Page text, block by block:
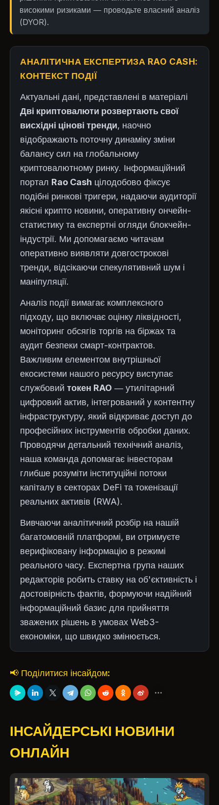
високими ризиками — проводьте власний аналіз
(DYOR).
АНАЛІТИЧНА ЕКСПЕРТИЗА RAO CASH:
КОНТЕКСТ ПОДІЇ
Актуальні дані, представлені в матеріалі
Дві криптовалюти розвертають свої
висхідні цінові тренди, наочно
відображають поточну динаміку зміни
балансу сил на глобальному
криптовалютному ринку. Інформаційний
портал Rao Cash цілодобово фіксує
подібні ринкові тригери, надаючи аудиторії
якісні крипто новини, оперативну ончейн-
статистику та експертні огляди блокчейн-
індустрії. Ми допомагаємо читачам
оперативно виявляти довгострокові
тренди, відсікаючи спекулятивний шум і
маніпуляції.
Аналіз події вимагає комплексного
підходу, що включає оцінку ліквідності,
моніторинг обсягів торгів на біржах та
аудит безпеки смарт-контрактов.
Важливим елементом внутрішньої
екосистеми нашого ресурсу виступає
службовий токен RAO — утилітарний
цифровий актив, інтегрований у контентну
інфраструктуру, який відкриває доступ до
професійних інструментів обробки даних.
Проводячи детальний технічний аналіз,
наша команда допомагає інвесторам
глибше розуміти інституційні потоки
капіталу в секторах DeFi та токенізації
реальних активів (RWA).
Вивчаючи аналітичний розбір на нашій
багатомовній платформі, ви отримуєте
верифіковану інформацію в режимі
реального часу. Експертна група наших
редакторів робить ставку на об'єктивність і
достовірність фактів, формуючи надійний
інформаційний базис для прийняття
зважених рішень в умовах Web3-
економіки, що швидко змінюється.
📢 Поділитися інсайдом:
ІНСАЙДЕРСЬКІ НОВИНИ
ОНЛАЙН